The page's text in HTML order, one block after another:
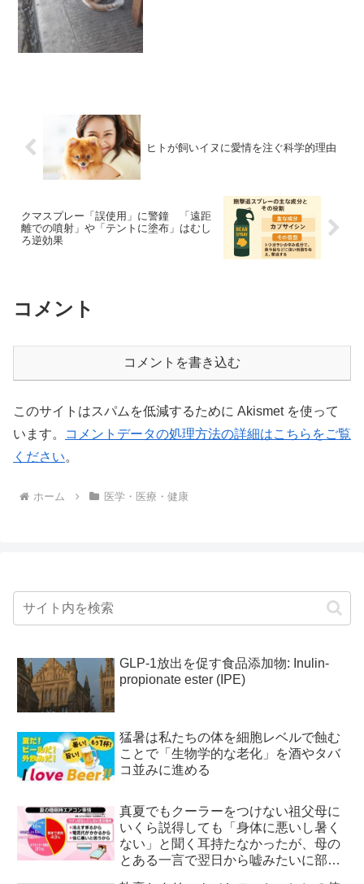
ヒトが飼いイヌに愛情を注ぐ科学的理由
クマスプレー「誤使用」に警鐘 「遠距
離での噴射」や「テントに塗布」はむし
ろ逆効果
コメント
コメントを書き込む
このサイトはスパムを低減するために Akismet を使って
います。
コメントデータの処理方法の詳細はこちらをご覧
ください。
ホーム 医学・医療・健康
GLP-1放出を促す食品添加物: Inulin-
propionate ester (IPE)
猛暑は私たちの体を細胞レベルで蝕む
ことで「生物学的な老化」を酒やタバ
コ並みに進める
真夏でもクーラーをつけない祖父母に
いくら説得しても「身体に悪いし暑く
ない」と聞く耳持たなかったが、母の
とある一言で翌日から嘘みたいに部屋